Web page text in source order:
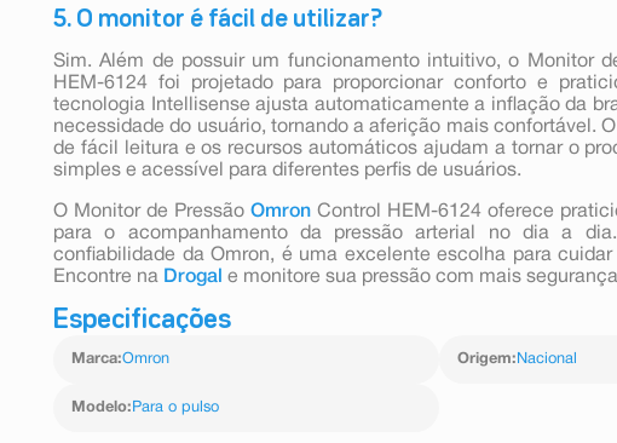
5. O monitor é fácil de utilizar?
Sim. Além de possuir um funcionamento intuitivo, o Monitor
HEM-6124 foi projetado para proporcionar conforto e
tecnologia Intellisense ajusta automaticamente a inflação da
necessidade do usuário, tornando a aferição mais confortável.
de fácil leitura e os recursos automáticos ajudam a tornar o
simples e acessível para diferentes perfis de usuários.
O Monitor de Pressão Omron Control HEM-6124 oferece
para o acompanhamento da pressão arterial no dia a
confiabilidade da Omron, é uma excelente escolha para
Encontre na Drogal e monitore sua pressão com mais
Especificações
Marca:Omron Origem: Nacional
Modelo: Para o pulso